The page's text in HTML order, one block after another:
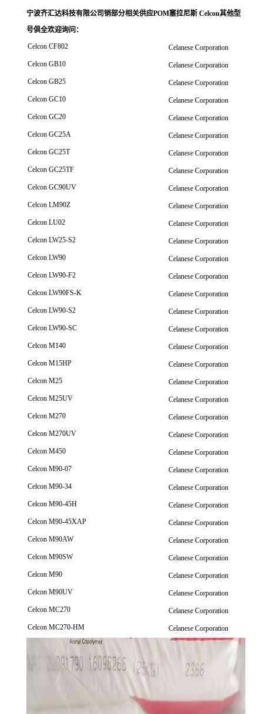
宁波齐汇达科技有限公司销部分相关供应POM塞拉尼斯 Celcon其他型
号俱全欢迎询问 ：
Celcon CF802
Celanese Corporation
Celcon GB10
Celanese Corporation
Celcon GB25
Celanese Corporation
Celcon GC10
Celanese Corporation
Celcon GC20
Celanese Corporation
Celcon GC25A
Celanese Corporation
Celcon GC25T
Celanese Corporation
Celcon GC25TF
Celanese Corporation
Celcon GC90UV
Celanese Corporation
Celcon LM90Z
Celanese Corporation
Celcon LU02
Celanese Corporation
Celcon LW25-S2
Celanese Corporation
Celcon LW90
Celanese Corporation
Celcon LW90-F2
Celanese Corporation
Celcon LW90FS-K
Celanese Corporation
Celcon LW90-S2
Celanese Corporation
Celcon LW90-SC
Celanese Corporation
Celcon M140
Celanese Corporation
Celcon M15HP
Celanese Corporation
Celcon M25
Celanese Corporation
Celcon M25UV
Celanese Corporation
Celcon M270
Celanese Corporation
Celcon M270UV
Celanese Corporation
Celcon M450
Celanese Corporation
Celcon M90-07
Celanese Corporation
Celcon M90-34
Celanese Corporation
Celcon M90-45H
Celanese Corporation
Celcon M90-45XAP
Celanese Corporation
Celcon M90AW
Celanese Corporation
Celcon M90SW
Celanese Corporation
Celcon M90
Celanese Corporation
Celcon M90UV
Celanese Corporation
Celcon MC270
Celanese Corporation
Celcon MC270-HM
Celanese Corporation